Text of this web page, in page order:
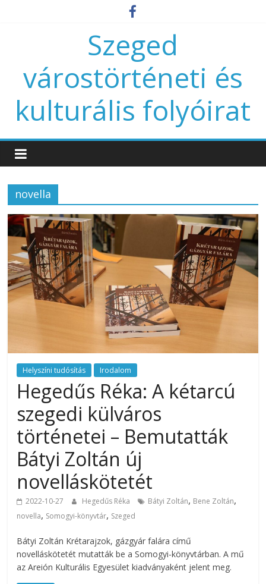
Szeged
várostörténeti és
kulturális folyóirat
novella
Helyszíni tudósítás Irodalom
Hegedűs Réka: A kétarcú
szegedi külváros
történetei – Bemutatták
Bátyi Zoltán új
novelláskötetét
2022-10-27 Hegedűs Réka Bátyi Zoltán, Bene Zoltán,
novella, Somogyi-könyvtár, Szeged
Bátyi Zoltán Krétarajzok, gázgyár falára című
novelláskötetét mutatták be a Somogyi-könyvtárban. A mű
az Areión Kulturális Egyesület kiadványaként jelent meg.